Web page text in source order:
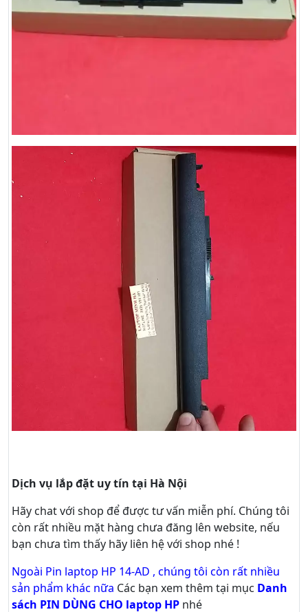
Dịch vụ lắp đặt uy tín tại Hà Nội
Hãy chatvới shop để được tư vấn miễn phí. Chúng tôi
còn rất nhiều mặt hàng chưa đăng lên website, nếu
bạn chưa tìm thấy hãy liên hệ với shop nhé !
Ngoài Pin laptop HP 14-AD , chúng tôi còn rất nhiều
sản phẩm khác nữa Các bạn xem thêm tại mục Danh
sách PIN DÙNG CHO laptop HP nhé